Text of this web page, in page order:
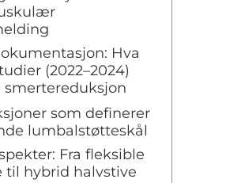
Hva
(2022–2024)
smertereduksjon
som definerer
lumbalstøtteskål
Fra fleksible
til hybrid halvstive